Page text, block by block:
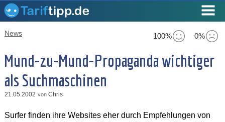
100% 0%
News
Mund-zu-Mund-Propaganda wichtiger
als Suchmaschinen
21.05.2002 von Chris
Surfer finden ihre Websites eher durch Empfehlungen von